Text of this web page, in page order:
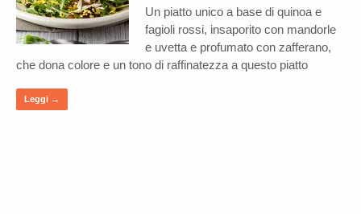
Un piatto unico a base di quinoa e
fagioli rossi, insaporito con mandorle
e uvetta e profumato con zafferano,
che dona colore e un tono di raffinatezza a questo piatto
Leggi →